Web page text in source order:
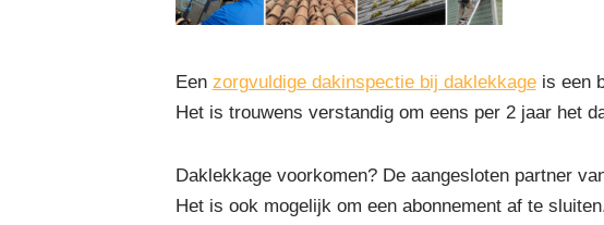
Een zorgvuldige dakinspectie bij daklekkageis een
Het is trouwens verstandig om eens per 2 jaar het
Daklekkage voorkomen? De aangesloten partner
Het is ook mogelijk om een abonnement af te